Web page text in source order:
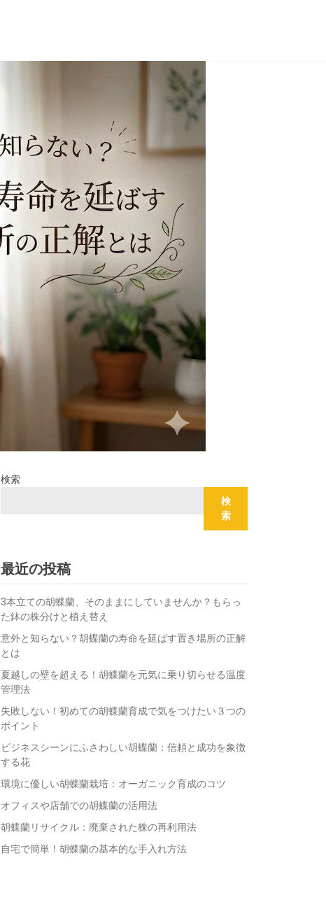
検索
検
索
最近の投稿
3本立ての胡蝶蘭、そのままにしていませんか？もらっ
た鉢の株分けと植え替え
意外と知らない？胡蝶蘭の寿命を延ばす置き場所の正解
とは
夏越しの壁を超える！胡蝶蘭を元気に乗り切らせる温度
管理法
失敗しない！初めての胡蝶蘭育成で気をつけたい３つの
ポイント
ビジネスシーンにふさわしい胡蝶蘭：信頼と成功を象徴
する花
環境に優しい胡蝶蘭栽培：オーガニック育成のコツ
オフィスや店舗での胡蝶蘭の活用法
胡蝶蘭リサイクル：廃棄された株の再利用法
自宅で簡単！胡蝶蘭の基本的な手入れ方法